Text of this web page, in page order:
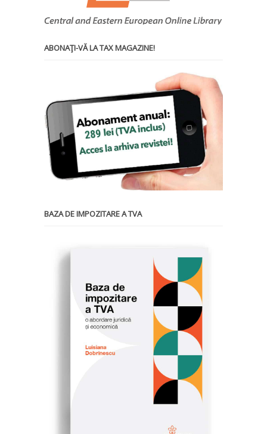
ABONAŢI-VĂ LA TAX MAGAZINE!
BAZA DE IMPOZITARE A TVA